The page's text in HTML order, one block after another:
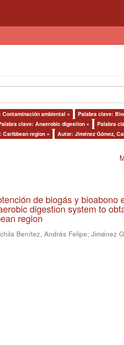
Contaminación ambiental ×
Palabra clave:
clave: Anaerobic digestion ×
Palabra
Caribbean region ×
Autor: Jiménez Gómez,
de biogás y bioabono
digestion system to
region
Benítez, Andrés Felipe; Jiménez